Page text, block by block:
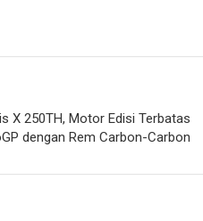
X 250TH, Motor Edisi Terbatas
dengan Rem Carbon-Carbon